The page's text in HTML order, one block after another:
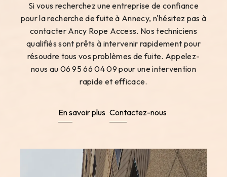
Si vous recherchez une entreprise de confiance
pour la recherche de fuite à Annecy, n'hésitez pas à
contacter Ancy Rope Access. Nos techniciens
qualifiés sont prêts à intervenir rapidement pour
résoudre tous vos problèmes de fuite. Appelez-
nous au 06 95 66 04 09 pour une intervention
rapide et efficace.
En savoir plus Contactez-nous